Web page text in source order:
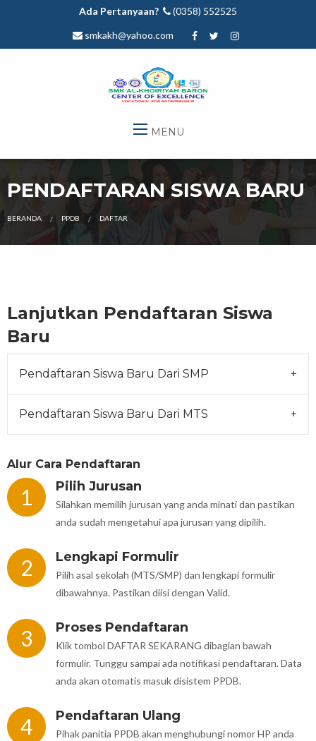
Ada Pertanyaan? (0358) 552525
smkakh@yahoo.com
MENU
PENDAFTARAN SISWA BARU
BERANDA PPDB DAFTAR
Lanjutkan Pendaftaran Siswa
Baru
Pendaftaran Siswa Baru Dari SMP
Pendaftaran Siswa Baru Dari MTS
Alur Cara Pendaftaran
1 Pilih Jurusan
Silahkan memilih jurusan yang anda minati dan pastikan
anda sudah mengetahui apa jurusan yang dipilih.
2 Lengkapi Formulir
Pilih asal sekolah (MTS/SMP) dan lengkapi formulir
dibawahnya. Pastikan diisi dengan Valid.
3 Proses Pendaftaran
Klik tombol DAFTAR SEKARANG dibagian bawah
formulir. Tunggu sampai ada notifikasi pendaftaran. Data
anda akan otomatis masuk disistem PPDB.
4 Pendaftaran Ulang
Pihak panitia PPDB akan menghubungi nomor HP anda